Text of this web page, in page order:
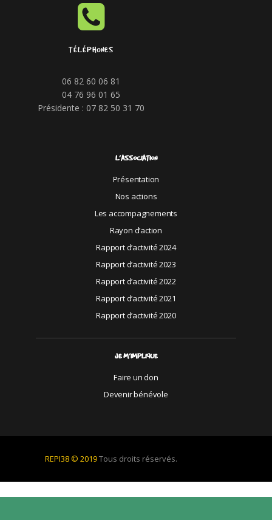
TÉLÉPHONES
06 82 60 06 81
04 76 96 01 65
Présidente : 07 82 50 31 70
L’ASSOCIATION
Présentation
Nos actions
Les accompagnements
Rayon d’action
Rapport d’activité 2024
Rapport d’activité 2023
Rapport d’activité 2022
Rapport d’activité 2021
Rapport d’activité 2020
JE M’IMPLIQUE
Faire un don
Devenir bénévole
REPI38 © 2019Tous droits réservés.